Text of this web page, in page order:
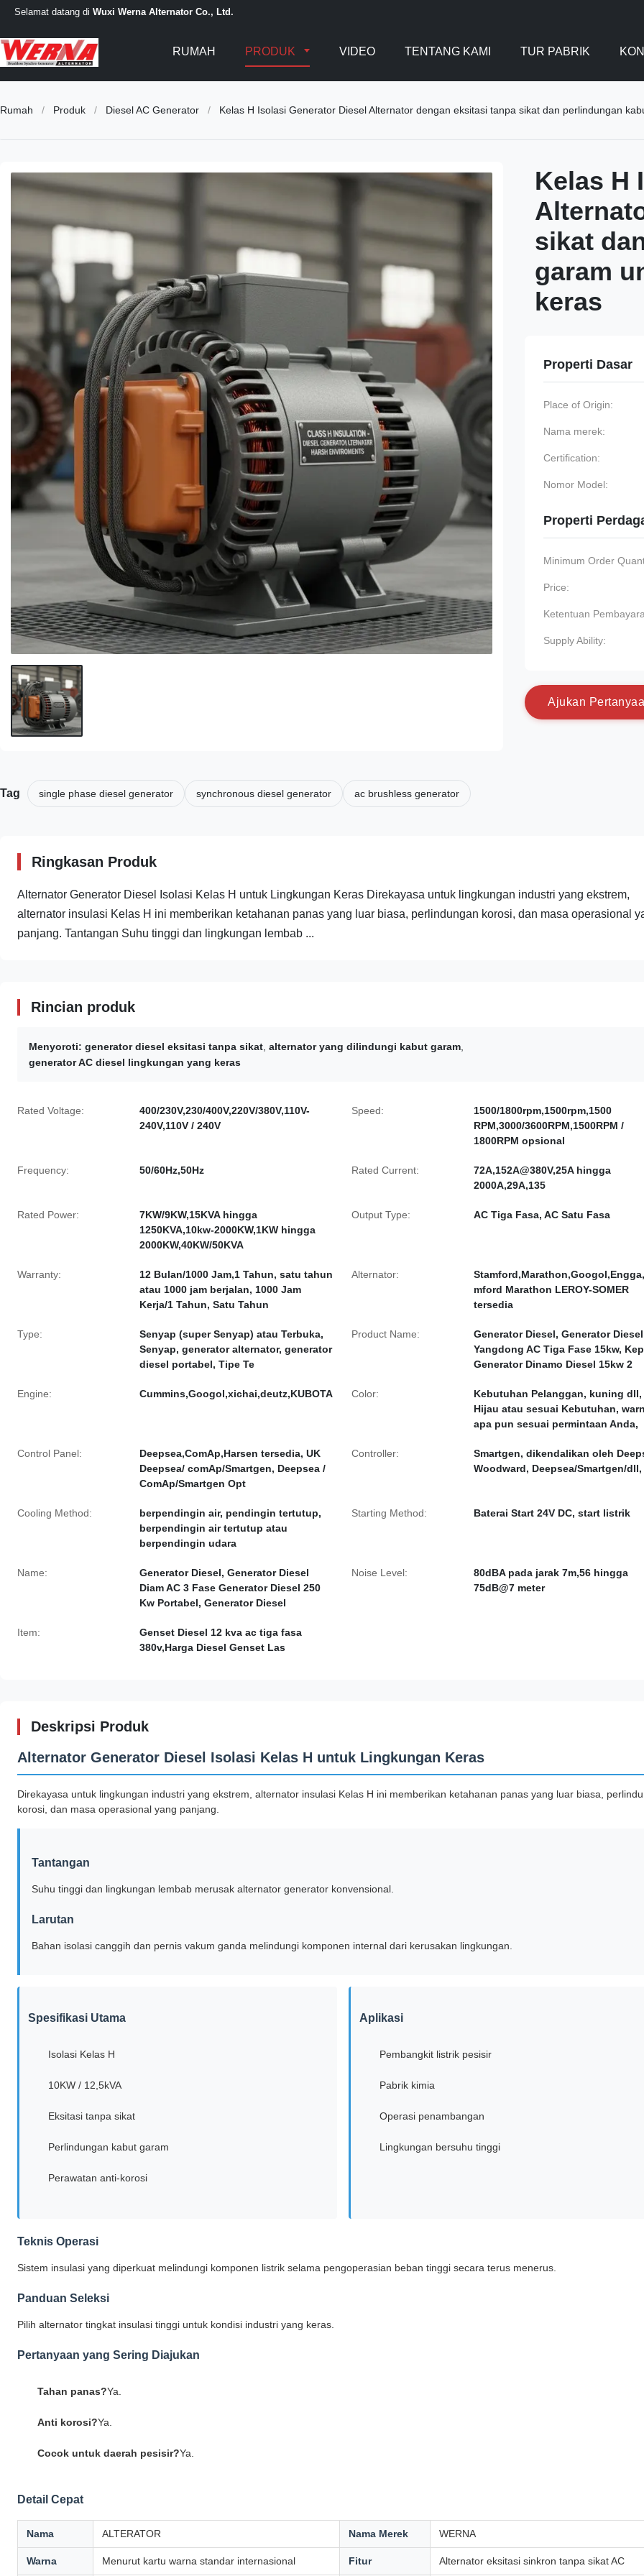
Selamat datang di Wuxi Werna Alternator Co., Ltd.
RUMAH PRODUK VIDEO TENTANG KAMI TUR PABRIK
Rumah / Produk / Diesel AC Generator / Kelas H Isolasi Generator Diesel Alternator dengan eksitasi tanpa sikat dan perlindungan
Kelas H
sikat
garam
keras
Properti Dasar
Place of Origin:
Nama merek:
Certification:
Nomor Model:
Properti
Minimum Order
Price:
Ketentuan
Supply Ability:
Aju kan Pertanyaa
Tag single phase diesel generator synchronous diesel generator ac brushless generator
Ringkasan Produk
Alternator Generator Diesel Isolasi Kelas H untuk Lingkungan Keras Direkayasa untuk lingkungan industri yang ekstrem,
alternator insulasi Kelas H ini memberikan ketahanan panas yang luar biasa, perlindungan korosi, dan masa operasional
panjang. Tantangan Suhu tinggi dan lingkungan lembab ...
Rincian produk
Menyoroti: generator diesel eksitasi tanpa sikat alternator yang dilindungi kabut garam
generator AC diesel lingkungan yang keras
Rated Voltage:
400/230V,230/400V,220V/380V,110V-
240V,110V / 240V
Speed:
1500/1800rpm,1500rpm,1500
RPM,3000/3600RPM,1500RPM /
1800RPM opsional
Frequency: 50/60Hz,50Hz Rated Current:
72A,152A@380V,25A hingga
2000A,29A,135
Rated Power:
7KW/9KW,15KVA hingga
1250KVA,10kw-2000KW,1KW hingga
2000KW,40KW/50KVA
Output Type: AC Tiga Fasa, AC Satu Fasa
Warranty:
12 Bulan/1000 Jam,1 Tahun, satu tahun
atau 1000 jam berjalan, 1000 Jam
Kerja/1 Tahun, Satu Tahun
Alternator:
mford Marathon LEROY-SOMER
tersedia
Type:
Senyap (super Senyap) atau Terbuka,
Senyap, generator alternator, generator
diesel portabel, Tipe Te
Product Name:
Generator Diesel, Generator Diesel
Yangdong AC Tiga Fase 15kw,
Generator Dinamo Diesel 15kw 2
Engine: Cummins,Googol,xichai,deutz,KUBOTA Color:
Kebutuhan Pelanggan, kuning dll,
Hijau atau sesuai Kebutuhan,
apa pun sesuai permintaan Anda,
Control Panel:
Deepsea,ComAp,Harsen tersedia, UK
Deepsea/ comAp/Smartgen, Deepsea /
ComAp/Smartgen Opt
Controller:
Smartgen, dikendalikan oleh
Woodward, Deepsea/Smartgen/
Cooling Method:
berpendingin air, pendingin tertutup,
berpendingin air tertutup atau
berpendingin udara
Starting Method: Baterai Start 24V DC, start listrik
Name:
Generator Diesel, Generator Diesel
Diam AC 3 Fase Generator Diesel 250
Kw Portabel, Generator Diesel
Noise Level:
80dBA pada jarak 7m,56 hingga
75dB@7 meter
Item:
Genset Diesel 12 kva ac tiga fasa
380v,Harga Diesel Genset Las
Deskripsi Produk
Alternator Generator Diesel Isolasi Kelas H untuk Lingkungan Keras
Direkayasa untuk lingkungan industri yang ekstrem, alternator insulasi Kelas H ini memberikan ketahanan panas yang luar biasa,
korosi, dan masa operasional yang panjang.
Tantangan
Suhu tinggi dan lingkungan lembab merusak alternator generator konvensional.
Larutan
Bahan isolasi canggih dan pernis vakum ganda melindungi komponen internal dari kerusakan lingkungan.
Spesifikasi Utama
Isolasi Kelas H
10KW / 12,5kVA
Eksitasi tanpa sikat
Perlindungan kabut garam
Perawatan anti-korosi
Aplikasi
Pembangkit listrik pesisir
Pabrik kimia
Operasi penambangan
Lingkungan bersuhu tinggi
Teknis Operasi
Sistem insulasi yang diperkuat melindungi komponen listrik selama pengoperasian beban tinggi secara terus menerus.
Panduan Seleksi
Pilih alternator tingkat insulasi tinggi untuk kondisi industri yang keras.
Pertanyaan yang Sering Diajukan
Tahan panas?Ya.
Anti korosi?Ya.
Cocok untuk daerah pesisir?Ya.
Detail Cepat
Nama ALTERATOR Nama Merek WERNA
Warna Menurut kartu warna standar internasional Fitur Alternator eksitasi sinkron tanpa sikat AC